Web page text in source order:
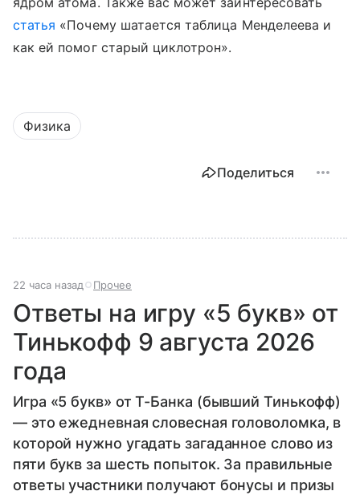
статья «Почему шатается таблица Менделеева и
как ей помог старый циклотрон».
Физика
Поделиться
22 часа назад Прочее
Ответы на игру «5 букв» от
Тинькофф 9 августа 2026
года
Игра «5 букв» от Т-Банка (бывший Тинькофф)
— это ежедневная словесная головоломка, в
которой нужно угадать загаданное слово из
пяти букв за шесть попыток. За правильные
ответы участники получают бонусы и призы